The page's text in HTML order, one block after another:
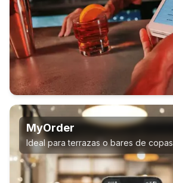
MyOrder
Ideal para terrazas o bares de copas